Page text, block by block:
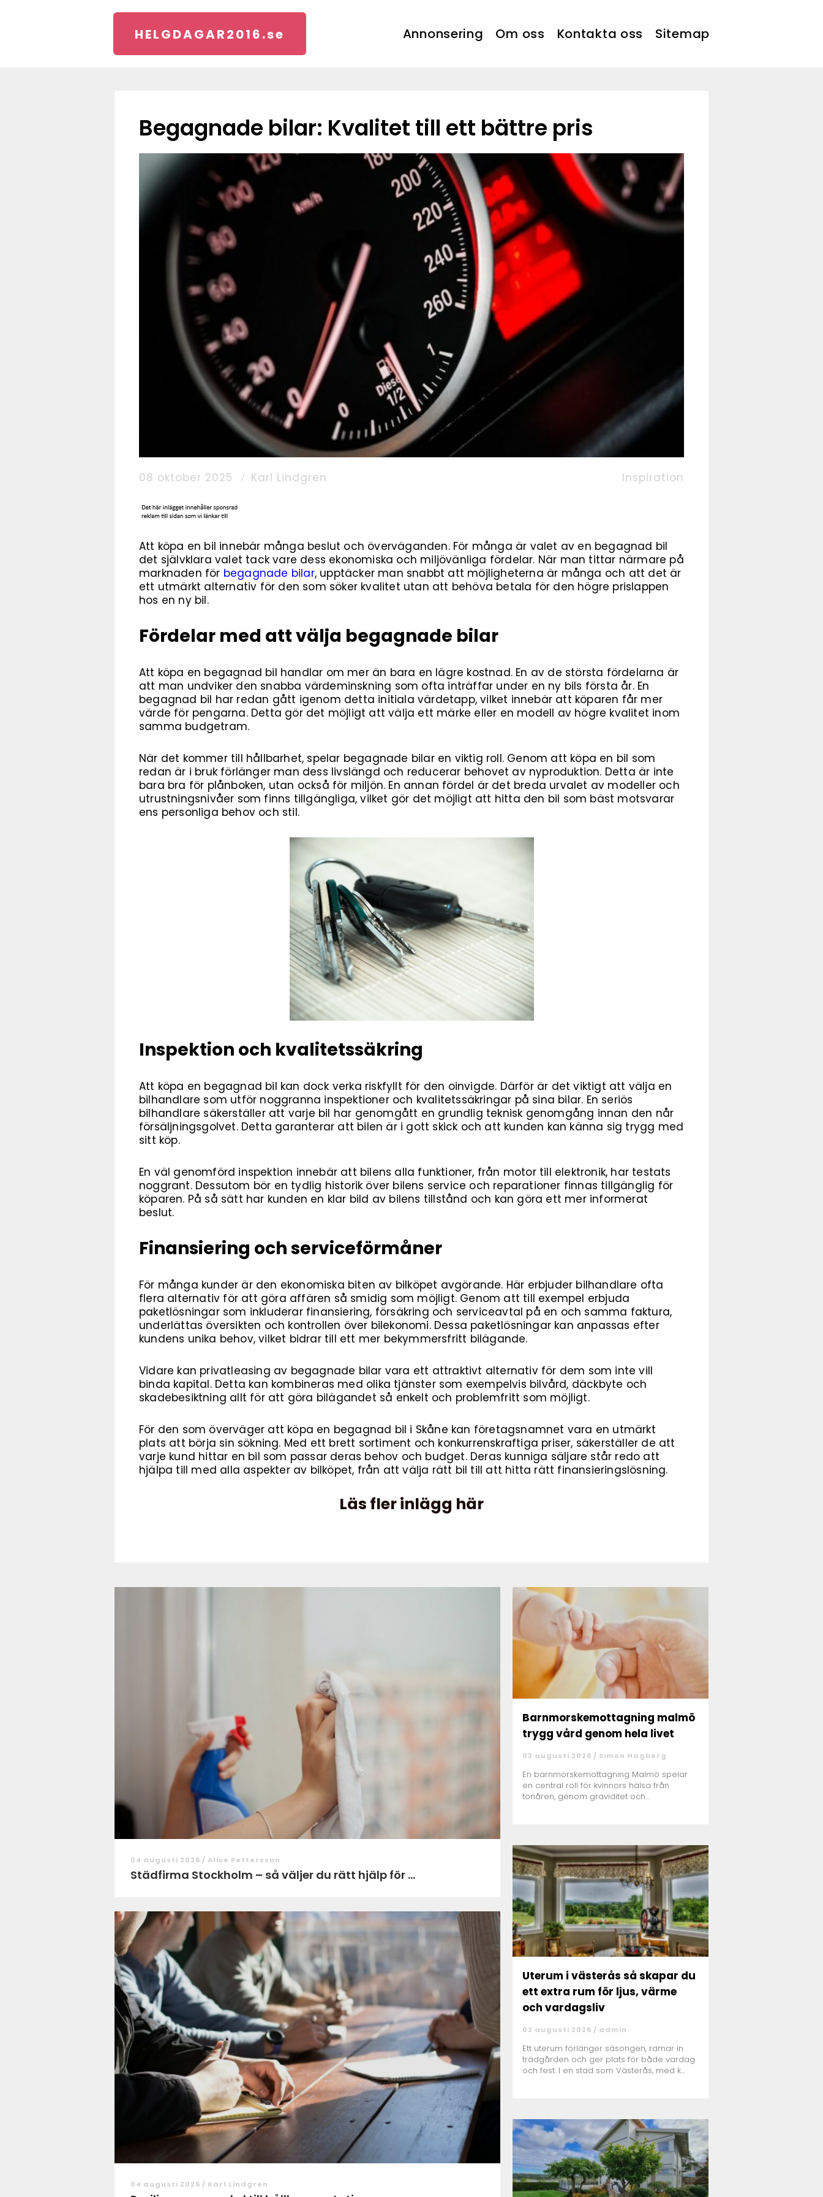
HELGDAGAR2016.se Annonsering Om oss Kontakta oss Sitemap
Begagnade bilar: Kvalitet till ett bättre pris
08 oktober 2025 Karl Lindgren Inspiration
Att köpa en bil innebär många beslut och överväganden. För många är valet av en begagnad bil
det självklara valet tack vare dess ekonomiska och miljövänliga fördelar. När man tittar närmare på
marknaden för begagnade bilar, upptäcker man snabbt att möjligheterna är många och att det är
ett utmärkt alternativ för den som söker kvalitet utan att behöva betala för den högre prislappen
hos en ny bil.
Fördelar med att välja begagnade bilar
Att köpa en begagnad bil handlar om mer än bara en lägre kostnad. En av de största fördelarna är
att man undviker den snabba värdeminskning som ofta inträffar under en ny bils första år. En
begagnad bil har redan gått igenom detta initiala värdetapp, vilket innebär att köparen får mer
värde för pengarna. Detta gör det möjligt att välja ett märke eller en modell av högre kvalitet inom
samma budgetram.
När det kommer till hållbarhet, spelar begagnade bilar en viktig roll. Genom att köpa en bil som
redan är i bruk förlänger man dess livslängd och reducerar behovet av nyproduktion. Detta är inte
bara bra för plånboken, utan också för miljön. En annan fördel är det breda urvalet av modeller och
utrustningsnivåer som finns tillgängliga, vilket gör det möjligt att hitta den bil som bäst motsvarar
ens personliga behov och stil.
Inspektion och kvalitetssäkring
Att köpa en begagnad bil kan dock verka riskfyllt för den oinvigde. Därför är det viktigt att välja en
bilhandlare som utför noggranna inspektioner och kvalitetssäkringar på sina bilar. En seriös
bilhandlare säkerställer att varje bil har genomgått en grundlig teknisk genomgång innan den når
försäljningsgolvet. Detta garanterar att bilen är i gott skick och att kunden kan känna sig trygg med
sitt köp.
En väl genomförd inspektion innebär att bilens alla funktioner, från motor till elektronik, har testats
noggrant. Dessutom bör en tydlig historik över bilens service och reparationer finnas tillgänglig för
köparen. På så sätt har kunden en klar bild av bilens tillstånd och kan göra ett mer informerat
beslut.
Finansiering och serviceförmåner
För många kunder är den ekonomiska biten av bilköpet avgörande. Här erbjuder bilhandlare ofta
flera alternativ för att göra affären så smidig som möjligt. Genom att till exempel erbjuda
paketlösningar som inkluderar finansiering, försäkring och serviceavtal på en och samma faktura,
underlättas översikten och kontrollen över bilekonomi. Dessa paketlösningar kan anpassas efter
kundens unika behov, vilket bidrar till ett mer bekymmersfritt bilägande.
Vidare kan privatleasing av begagnade bilar vara ett attraktivt alternativ för dem som inte vill
binda kapital. Detta kan kombineras med olika tjänster som exempelvis bilvård, däckbyte och
skadebesiktning allt för att göra bilägandet så enkelt och problemfritt som möjligt.
För den som överväger att köpa en begagnad bil i Skåne kan företagsnamnet vara en utmärkt
plats att börja sin sökning. Med ett brett sortiment och konkurrenskraftiga priser, säkerställer de att
varje kund hittar en bil som passar deras behov och budget. Deras kunniga säljare står redo att
hjälpa till med alla aspekter av bilköpet, från att välja rätt bil till att hitta rätt finansieringslösning.
Läs fler inlägg här
04 augusti 2026 / Alice Pettersson
Städfirma Stockholm – så väljer du rätt hjälp för ...
04 augusti 2026 / Karl Lindgren
Barnmorskemottagning malmö
trygg vård genom hela livet
03 augusti 2026 / Simon Hagberg
En barnmorskemottagning Malmö spelar
en central roll för kvinnors hälsa från
tonåren, genom graviditet och
Uterum i västerås så skapar du
ett extra rum för ljus, värme
och vardagsliv
02 augusti 2026 / admin
Ett uterum förlänger säsongen, ramar in
trädgården och ger plats för både vardag
och fest. I en stad som Västerås, med k...